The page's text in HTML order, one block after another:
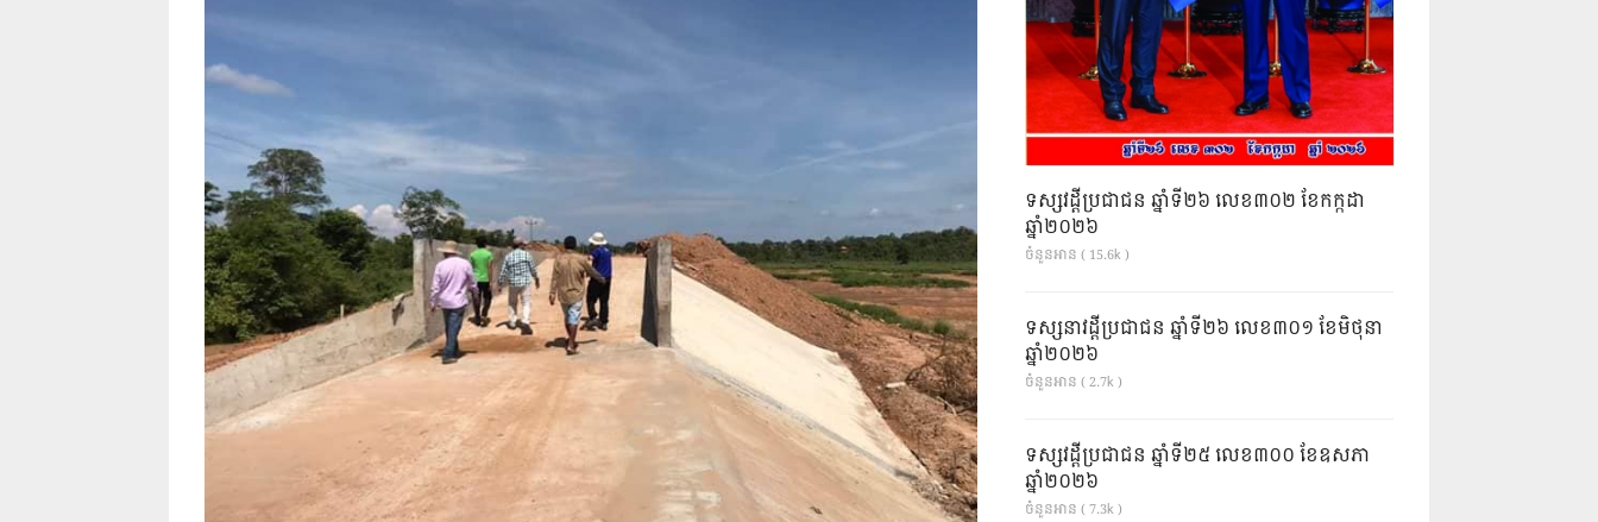
ទស្សវដ្តីប្រជាជន ឆ្នាំទី២៦ លេខ៣០២ ខែកក្កដា
ឆ្នាំ២០២៦
ចំនួនអាន ( 15.6k )
ទស្សនាវដ្ដីប្រជាជន ឆ្នាំទី២៦ លេខ៣០១ ខែមិថុនា
ឆ្នាំ២០២៦
ចំនួនអាន ( 2.7k )
ទស្សវដ្តីប្រជាជន ឆ្នាំទី២៥ លេខ៣០០ ខែឧសភា
ឆ្នាំ២០២៦
ចំនួនអាន ( 7.3k )